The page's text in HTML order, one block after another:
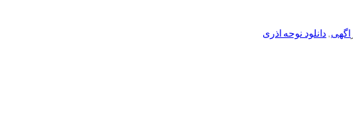
اگهی, دانلود نوحه اذری